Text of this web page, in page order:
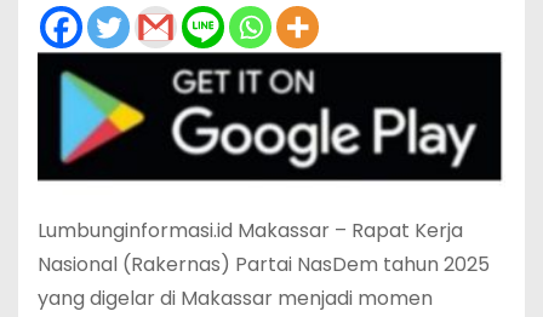
Lumbunginformasi.id Makassar – Rapat Kerja
Nasional (Rakernas) Partai NasDem tahun 2025
yang digelar di Makassar menjadi momen